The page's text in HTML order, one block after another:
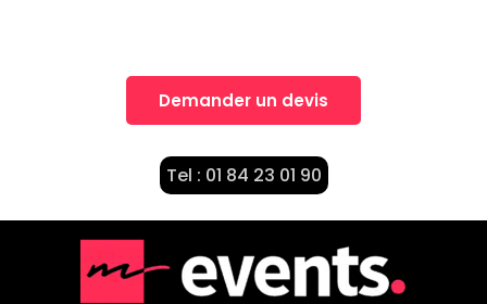
Demander un devis
Tel : 01 84 23 01 90